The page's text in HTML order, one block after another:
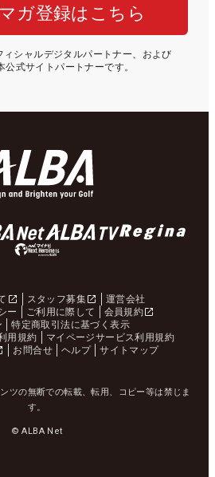
ガ登録はこちら
ィシャルデジタルパートナー、および
公式サイトパートナーです。
スタッフ募集
運営会社
ー
ご利用に際して
会員規約
特定商取引法に基づく表示
用規約
マイページサービス利用規約
お問合せ ヘルプ サイトマップ
ツの無断での転載、転用、コピー等は禁じま
す。
© ALBA Net